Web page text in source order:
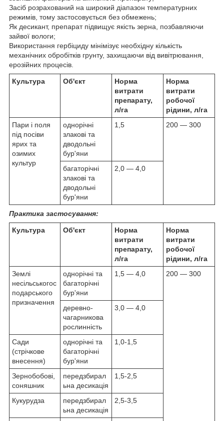
Засіб розрахований на широкий діапазон температурних
режимів, тому застосовується без обмежень;
Як десикант, препарат підвищує якість зерна, позбавляючи
зайвої вологи;
Використання гербіциду мінімізує необхідну кількість
механічних обробітків грунту, захищаючи від вивітрювання,
ерозійних процесів.
Культура Об'єкт
Норма
витрати
препарату,
л/га
Норма
витрати
робочої
рідини, л/га
Пари і поля
під посіви
ярих та
озимих
культур
однорічні
злакові та
дводольні
бур'яни
1,5 200 — 300
багаторічні
злакові та
дводольні
бур'яни
2,0 — 4,0
Практика застосування:
Культура Об'єкт
Норма
витрати
препарату,
л/га
Норма
витрати
робочої
рідини, л/га
Землі
несільськогос
подарського
призначення
однорічні та
багаторічні
бур'яни
1,5 — 4,0 200 — 300
деревно-
чагарникова
рослинність
3,0 — 4,0
Сади
(стрічкове
внесення)
однорічні та
багаторічні
бур'яни
1,0-1,5
Зернобобові,
соняшник
передзбирал
ьна десикація
1,5-2,5
Кукурудза
передзбирал
ьна десикація
2,5-3,5